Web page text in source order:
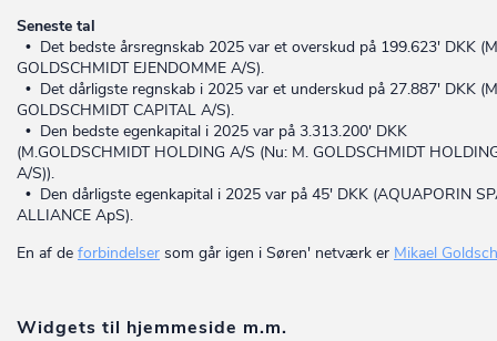
Seneste tal
• Det bedste årsregnskab 2025 var et overskud på 199.623' DKK
GOLDSCHMIDT EJENDOMME A/S).
• Det dårligste regnskab i 2025 var et underskud på 27.887' DKK
GOLDSCHMIDT CAPITAL A/S).
• Den bedste egenkapital i 2025 var på 3.313.200' DKK
(M.GOLDSCHMIDT HOLDING A/S (Nu: M. GOLDSCHMIDT
A/S)).
• Den dårligste egenkapital i 2025 var på 45' DKK (AQUAPORIN
ALLIANCE ApS).
En af de forbindelser som går igen i Søren' netværk er Mikael
Widgets til hjemmeside m.m.